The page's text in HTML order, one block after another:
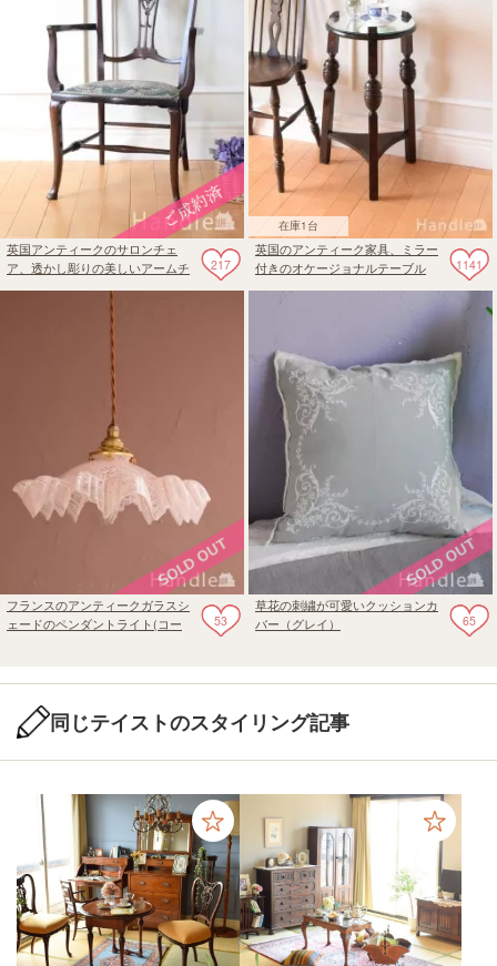
217
英国アンティークのサロンチェ
ア、透かし彫りの美しいアームチ
ェア
在庫1台
1141
英国のアンティーク家具、ミラー
付きのオケージョナルテーブル
53
フランスのアンティークガラスシ
ェードのペンダントライト(コー
65
草花の刺繍が可愛いクッションカ
バー（グレイ）
同じテイストのスタイリング記事